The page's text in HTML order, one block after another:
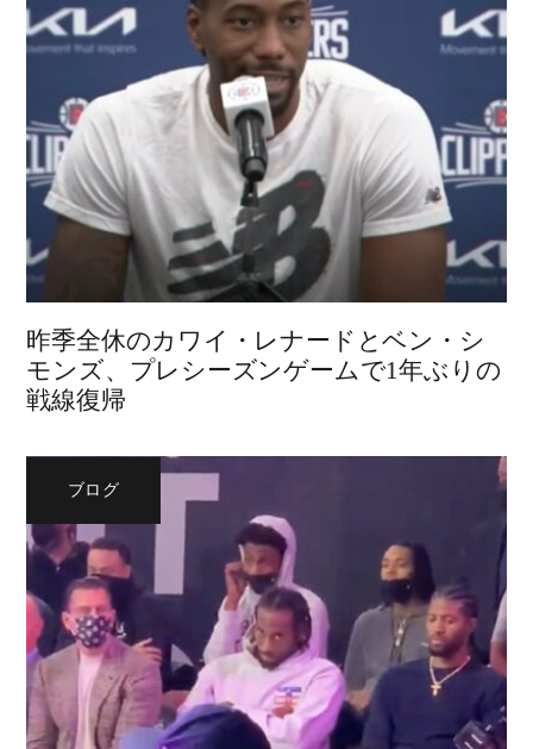
昨季全休のカワイ・レナードとベン・シ
モンズ、プレシーズンゲームで1年ぶりの
戦線復帰
ブログ